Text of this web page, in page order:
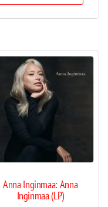
Anna Inginmaa: Anna
Inginmaa (LP)